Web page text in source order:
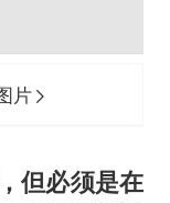
片
但必须是在